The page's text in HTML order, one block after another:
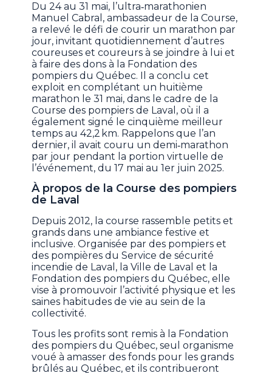
Du 24 au 31 mai, l’ultra‑marathonien
Manuel Cabral, ambassadeur de la Course,
a relevé le défi de courir un marathon par
jour, invitant quotidiennement d’autres
coureuses et coureurs à se joindre à lui et
à faire des dons à la Fondation des
pompiers du Québec. Il a conclu cet
exploit en complétant un huitième
marathon le 31 mai, dans le cadre de la
Course des pompiers de Laval, où il a
également signé le cinquième meilleur
temps au 42,2 km. Rappelons que l’an
dernier, il avait couru un demi‑marathon
par jour pendant la portion virtuelle de
l’événement, du 17 mai au 1er juin 2025.
À propos de la Course des pompiers
de Laval
Depuis 2012, la course rassemble petits et
grands dans une ambiance festive et
inclusive. Organisée par des pompiers et
des pompières du Service de sécurité
incendie de Laval, la Ville de Laval et la
Fondation des pompiers du Québec, elle
vise à promouvoir l’activité physique et les
saines habitudes de vie au sein de la
collectivité.
Tous les profits sont remis à la Fondation
des pompiers du Québec, seul organisme
voué à amasser des fonds pour les grands
brûlés au Québec, et ils contribueront